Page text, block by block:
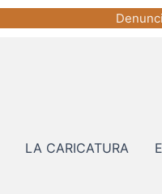
LA CARICATURA